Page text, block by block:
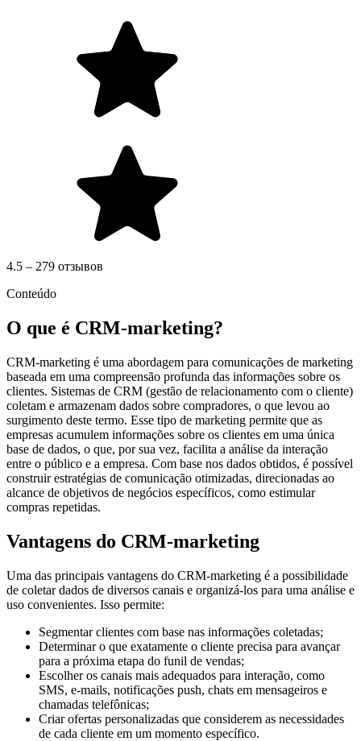
4.5 – 279 отзывов
Conteúdo
O que é CRM-marketing?
CRM-marketing é uma abordagem para comunicações de marketing
baseada em uma compreensão profunda das informações sobre os
clientes. Sistemas de CRM (gestão de relacionamento com o cliente)
coletam e armazenam dados sobre compradores, o que levou ao
surgimento deste termo. Esse tipo de marketing permite que as
empresas acumulem informações sobre os clientes em uma única
base de dados, o que, por sua vez, facilita a análise da interação
entre o público e a empresa. Com base nos dados obtidos, é possível
construir estratégias de comunicação otimizadas, direcionadas ao
alcance de objetivos de negócios específicos, como estimular
compras repetidas.
Vantagens do CRM-marketing
Uma das principais vantagens do CRM-marketing é a possibilidade
de coletar dados de diversos canais e organizá-los para uma análise e
uso convenientes. Isso permite:
Segmentar clientes com base nas informações coletadas;
Determinar o que exatamente o cliente precisa para avançar
para a próxima etapa do funil de vendas;
Escolher os canais mais adequados para interação, como
SMS, e-mails, notificações push, chats em mensageiros e
chamadas telefônicas;
Criar ofertas personalizadas que considerem as necessidades
de cada cliente em um momento específico.